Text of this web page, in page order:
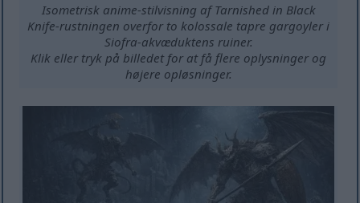
Isometrisk anime-stilvisning af Tarnished in Black
Knife-rustningen overfor to kolossale tapre gargoyler i
Siofra-akvæduktens ruiner.
Klik eller tryk på billedet for at få flere oplysninger og
højere opløsninger.